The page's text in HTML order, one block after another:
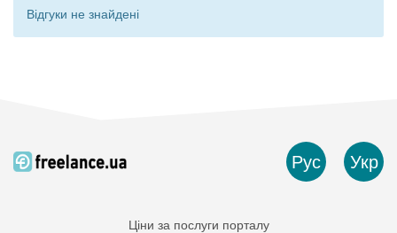
Відгуки не знайдені
Рус Укр
Ціни за послуги порталу